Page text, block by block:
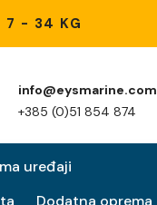
7 - 34 KG
info@eysmarine.com
+385 (0)51 854 874
uređaji
Dodatna oprema